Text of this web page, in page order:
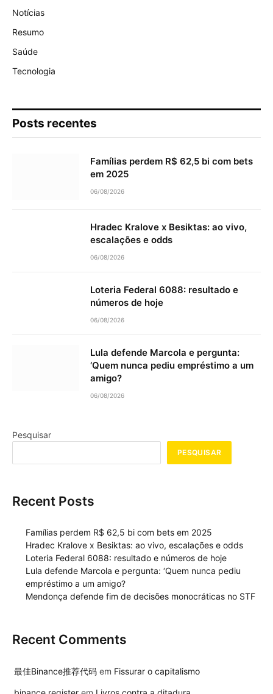
Notícias
Resumo
Saúde
Tecnologia
Posts recentes
Famílias perdem R$ 62,5 bi com bets
em 2025
06/08/2026
Hradec Kralove x Besiktas: ao vivo,
escalações e odds
06/08/2026
Loteria Federal 6088: resultado e
números de hoje
06/08/2026
Lula defende Marcola e pergunta:
‘Quem nunca pediu empréstimo a um
amigo?
06/08/2026
Pesquisar
PESQUISAR
Recent Posts
Famílias perdem R$ 62,5 bi com bets em 2025
Hradec Kralove x Besiktas: ao vivo, escalações e odds
Loteria Federal 6088: resultado e números de hoje
Lula defende Marcola e pergunta: ‘Quem nunca pediu
empréstimo a um amigo?
Mendonça defende fim de decisões monocráticas no STF
Recent Comments
最佳Binance推荐代码 em Fissurar o capitalismo